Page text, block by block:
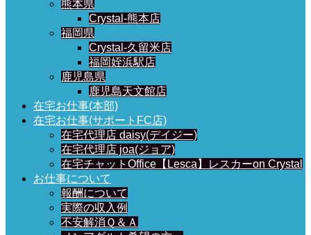
熊本県
Crystal-熊本店
福岡県
Crystal-久留米店
福岡姪浜駅店
鹿児島県
鹿児島天文館店
在宅お仕事(本部)
在宅お仕事(サポートFC店)
在宅代理店 daisy(デイジー)
在宅代理店 joa(ジョア)
在宅チャットOffice【Lesca】レスカーon Crystal
お仕事について
報酬について
実際の収入例
不安解消Ｑ＆Ａ